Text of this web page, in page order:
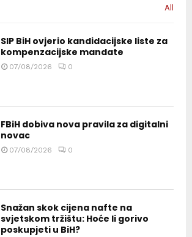
All
SIP BiH ovjerio kandidacijske liste za
kompenzacijske mandate
07/08/2026 0
FBiH dobiva nova pravila za digitalni
novac
07/08/2026 0
Snažan skok cijena nafte na
svjetskom tržištu: Hoće li gorivo
poskupjeti u BiH?